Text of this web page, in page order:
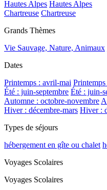
Hautes Alpes Hautes Alpes
Chartreuse Chartreuse
Grands Thèmes
Vie Sauvage, Nature, Animaux
Dates
Printemps : avril-mai
Été : juin-septembre Été : juin-
Automne : octobre-novembre
Hiver : décembre-mars Hiver :
Types de séjours
hébergement en gîte ou chalet
Voyages Scolaires
Voyages Scolaires